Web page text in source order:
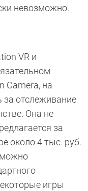
невозможно.
VR и
Camera, на
за отслеживание
Она не
за
около 4 тыс. руб.
можно
игры